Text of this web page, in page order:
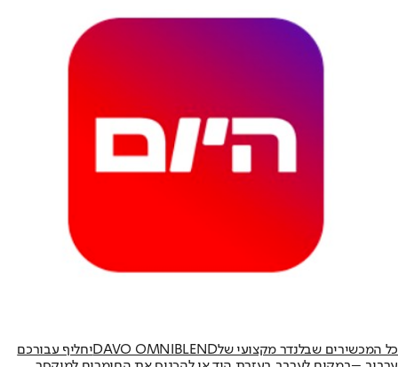
כל המכשירים שבלנדר מקצועי שלDAVO OMNIBLENDיחליף עבורכם